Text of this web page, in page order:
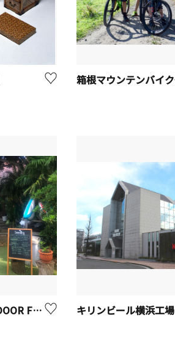
BEACH HAYAMA OUTDOOR FITNESS CLUB キリンビール横浜工場